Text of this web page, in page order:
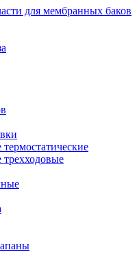
для мембранных баков